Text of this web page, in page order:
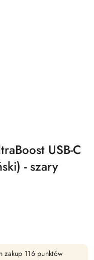
USB-C
- szary
zakup 116 punktów